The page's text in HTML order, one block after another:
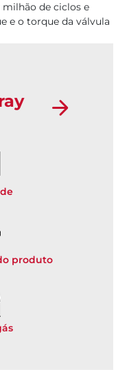
de ciclos e
e o torque da válvula
produto